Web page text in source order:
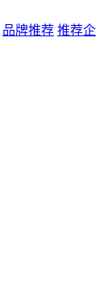
品牌推荐 推荐企